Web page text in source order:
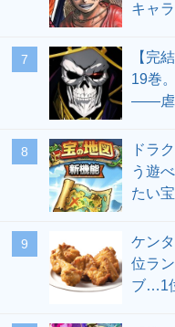
キャ
【完
19巻
――虐
ドラ
う遊
たい
ケン
位ラ
ブ…1